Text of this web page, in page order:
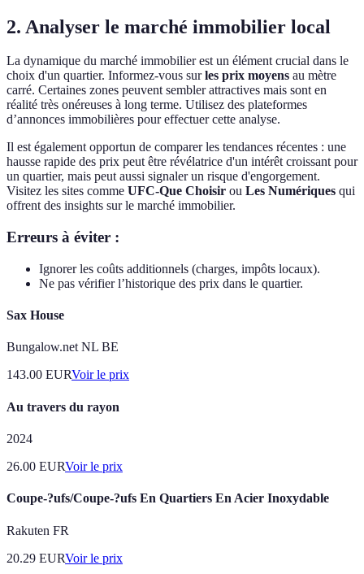
2. Analyser le marché immobilier local
La dynamique du marché immobilier est un élément crucial dans le
choix d'un quartier. Informez-vous surles prix moyens au mètre
carré. Certaines zones peuvent sembler attractives mais sont en
réalité très onéreuses à long terme. Utilisez des plateformes
d’annonces immobilières pour effectuer cette analyse.
Il est également opportun de comparer les tendances récentes : une
hausse rapide des prix peut être révélatrice d'un intérêt croissant pour
un quartier, mais peut aussi signaler un risque d'engorgement.
Visitez les sites comme UFC-Que Choisir ou Les Numériques qui
offrent des insights sur le marché immobilier.
Erreurs à éviter :
Ignorer les coûts additionnels (charges, impôts locaux).
Ne pas vérifier l’historique des prix dans le quartier.
Sax House
Bungalow.net NL BE
143.00 EURVoir le prix
Au travers du rayon
2024
26.00 EURVoir le prix
Coupe-?ufs/Coupe-?ufs En Quartiers En Acier Inoxydable
Rakuten FR
20.29 EURVoir le prix